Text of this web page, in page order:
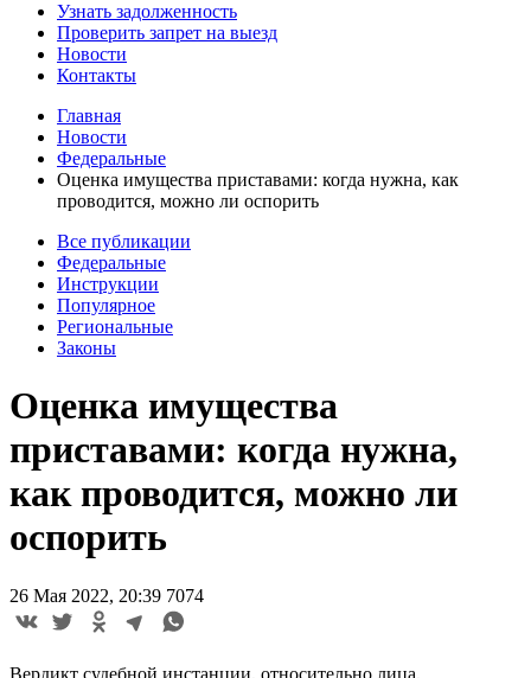
Узнать задолженность
Проверить запрет на выезд
Новости
Контакты
Главная
Новости
Федеральные
Оценка имущества приставами: когда нужна, как
проводится, можно ли оспорить
Все публикации
Федеральные
Инструкции
Популярное
Региональные
Законы
Оценка имущества
приставами: когда нужна,
как проводится, можно ли
оспорить
26 Мая 2022, 20:39 7074
Вердикт судебной инстанции, относительно лица,